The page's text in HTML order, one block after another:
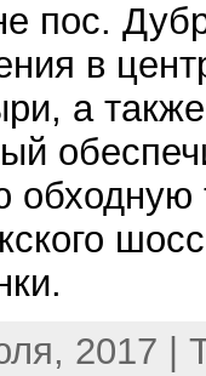
пос.
в
а
обходную
2017 |